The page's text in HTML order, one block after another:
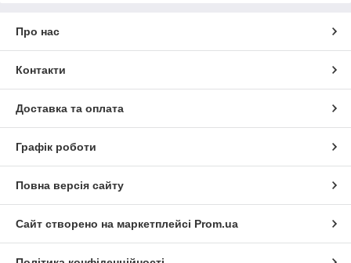
Про нас
Контакти
Доставка та оплата
Графік роботи
Повна версія сайту
Сайт створено на маркетплейсі Prom.ua